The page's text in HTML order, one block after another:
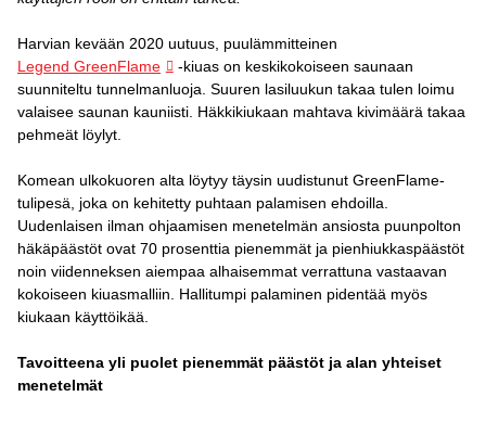
Harvian kevään 2020 uutuus, puulämmitteinen
Legend GreenFlame
-kiuas on keskikokoiseen saunaan
suunniteltu tunnelmanluoja. Suuren lasiluukun takaa tulen loimu
valaisee saunan kauniisti. Häkkikiukaan mahtava kivimäärä takaa
pehmeät löylyt.
Komean ulkokuoren alta löytyy täysin uudistunut GreenFlame-
tulipesä, joka on kehitetty puhtaan palamisen ehdoilla.
Uudenlaisen ilman ohjaamisen menetelmän ansiosta puunpolton
häkäpäästöt ovat 70 prosenttia pienemmät ja pienhiukkaspäästöt
noin viidenneksen aiempaa alhaisemmat verrattuna vastaavan
kokoiseen kiuasmalliin. Hallitumpi palaminen pidentää myös
kiukaan käyttöikää.
Tavoitteena yli puolet pienemmät päästöt ja alan yhteiset
menetelmät